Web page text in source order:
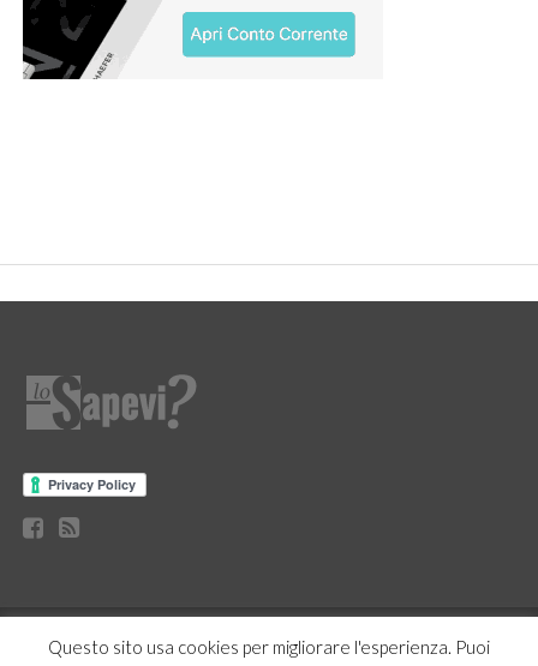
Questo sito usa cookies per migliorare l'esperienza. Puoi